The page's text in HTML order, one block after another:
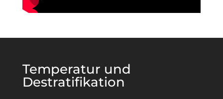
Temperatur und
Destratifikation